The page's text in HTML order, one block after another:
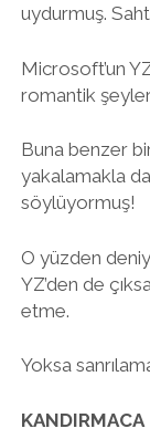
uydurmuş.
Microsoft’un
romantik
Buna benzer
yakalamakla
söylüyormuş!
O yüzden
YZ’den de
etme.
Yoksa
KANDIRMACA